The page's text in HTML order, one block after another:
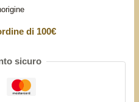
di 100€
sicuro